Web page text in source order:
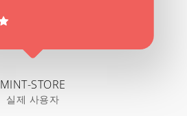
MINT-STORE
실제 사용자